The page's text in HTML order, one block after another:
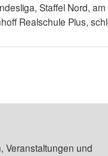
Staffel Nord,
Realschule Plus,
Veranstaltungen und